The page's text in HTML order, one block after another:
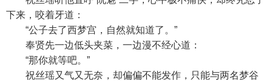
下来，咬着牙道：
“公子去了西梦宫，自然就知道了。”
奉贤先一边低头夹菜，一边漫不经心道：
“那你就等吧。”
祝丝瑶又气又无奈，却偏偏不能发作，只能与两名梦谷